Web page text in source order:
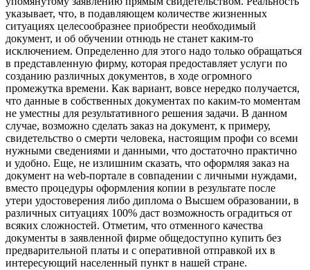
указывает, что, в подавляющем количестве жизненных
ситуациях целесообразнее приобрести необходимый
документ, и об обучении отнюдь не станет каким-то
исключением. Определенно для этого надо только обращаться
в представленную фирму, которая предоставляет услуги по
созданию различных документов, в ходе огромного
промежутка времени. Как вариант, вовсе нередко получается,
что данные в собственных документах по каким-то моментам
не уместны для результативного решения задачи. В данном
случае, возможно сделать заказ на документ, к примеру,
свидетельство о смерти человека, настоящим профи со всеми
нужными сведениями и данными, что достаточно практично
и удобно. Еще, не излишним сказать, что оформляя заказ на
документ на web-портале в совпадении с личными нуждами,
вместо процедуры оформления копии в результате после
утери удостоверения либо диплома о Высшем образовании, в
различных ситуациях 100% даст возможность оградиться от
всяких сложностей. Отметим, что отменного качества
документы в заявленной фирме общедоступно купить без
предварительной платы и с оперативной отправкой их в
интересующий населенный пункт в нашей стране.